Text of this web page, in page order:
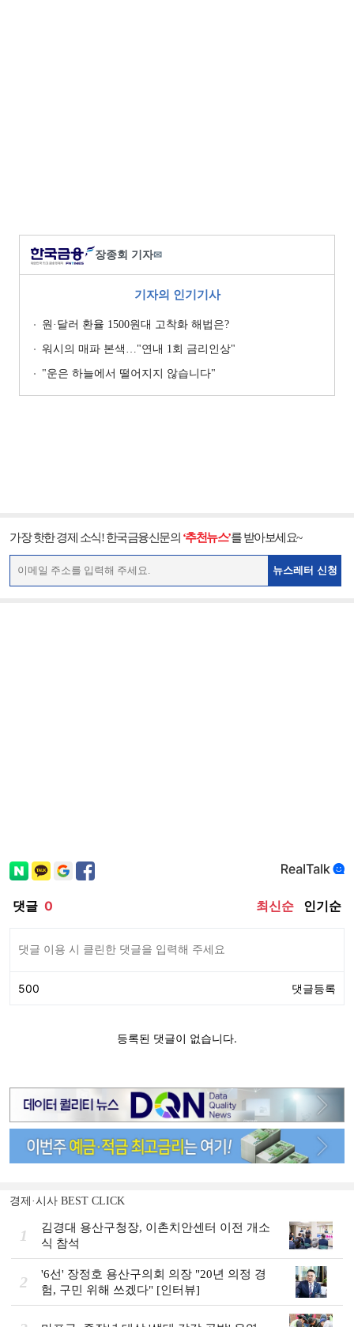
장종회 기자✉
기자의 인기기사
원·달러 환율 1500원대 고착화 해법은?
워시의 매파 본색…"연내 1회 금리인상"
"운은 하늘에서 떨어지지 않습니다"
가장 핫한 경제 소식! 한국금융신문의 ‘추천뉴스’를 받아보세요~
뉴스레터 신청
경제·시사 BEST CLICK
1
김경대 용산구청장, 이촌치안센터 이전 개소
식 참석
2
'6선' 장정호 용산구의회 의장 "20년 의정 경
험, 구민 위해 쓰겠다" [인터뷰]